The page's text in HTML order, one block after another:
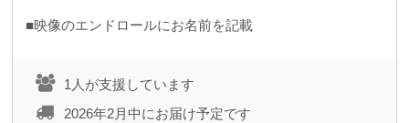
■映像のエンドロールにお名前を記載
1人が支援しています
2026年2月中にお届け予定です